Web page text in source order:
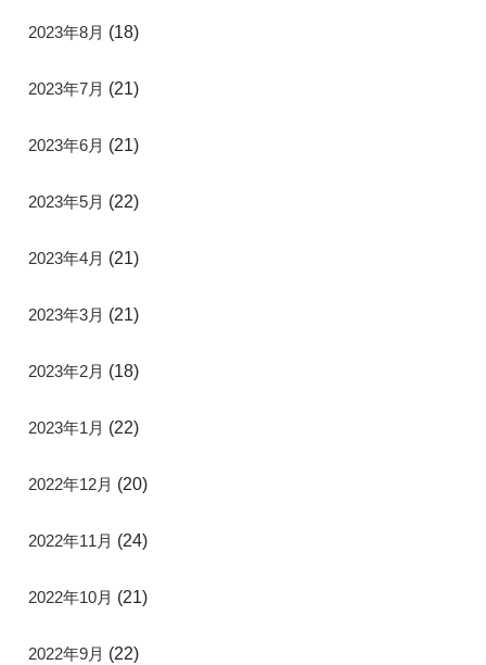
2023年8月 (18)
2023年7月 (21)
2023年6月 (21)
2023年5月 (22)
2023年4月 (21)
2023年3月 (21)
2023年2月 (18)
2023年1月 (22)
2022年12月 (20)
2022年11月 (24)
2022年10月 (21)
2022年9月 (22)